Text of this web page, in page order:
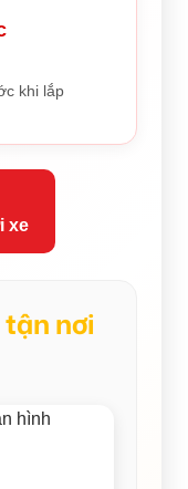
khi lắp
xe
nơi